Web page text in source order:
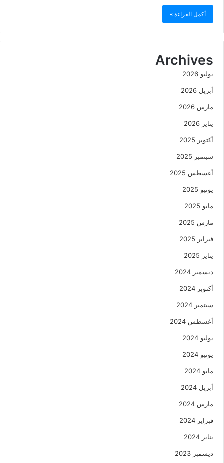
أكمل القراءة »
Archives
يوليو 2026
أبريل 2026
مارس 2026
يناير 2026
أكتوبر 2025
سبتمبر 2025
أغسطس 2025
يونيو 2025
مايو 2025
مارس 2025
فبراير 2025
يناير 2025
ديسمبر 2024
أكتوبر 2024
سبتمبر 2024
أغسطس 2024
يوليو 2024
يونيو 2024
مايو 2024
أبريل 2024
مارس 2024
فبراير 2024
يناير 2024
ديسمبر 2023